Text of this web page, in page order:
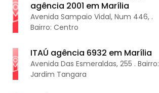
agência 2001 em Marília
Avenida Sampaio Vidal, Num 446, .
Bairro: Centro
ITAÚ agência 6932 em Marília
Avenida Das Esmeraldas, 255 . Bairro:
Jardim Tangara